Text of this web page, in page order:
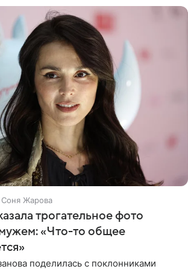
Соня Жарова
трогательное фото
«Что-то общее
поделилась с поклонниками